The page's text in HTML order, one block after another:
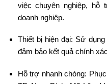
việc chuyên nghiệp,
doanh nghiệp.
Thiết bị hiện đại: Sử
đảm bảo kết quả chính
Hỗ trợ nhanh chóng: